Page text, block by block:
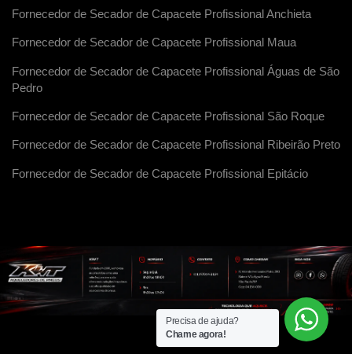
Fornecedor de Secador de Capacete Profissional Anchieta
Fornecedor de Secador de Capacete Profissional Maua
Fornecedor de Secador de Capacete Profissional Águas de São
Pedro
Fornecedor de Secador de Capacete Profissional São Roque
Fornecedor de Secador de Capacete Profissional Ribeirão Preto
Fornecedor de Secador de Capacete Profissional Epitácio
Precisa de ajuda?
Chame agora!